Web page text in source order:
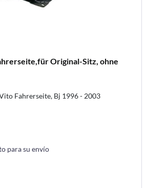
Original-Sitz, ohne
Fahrerseite, Bj 1996 - 2003
para su envío